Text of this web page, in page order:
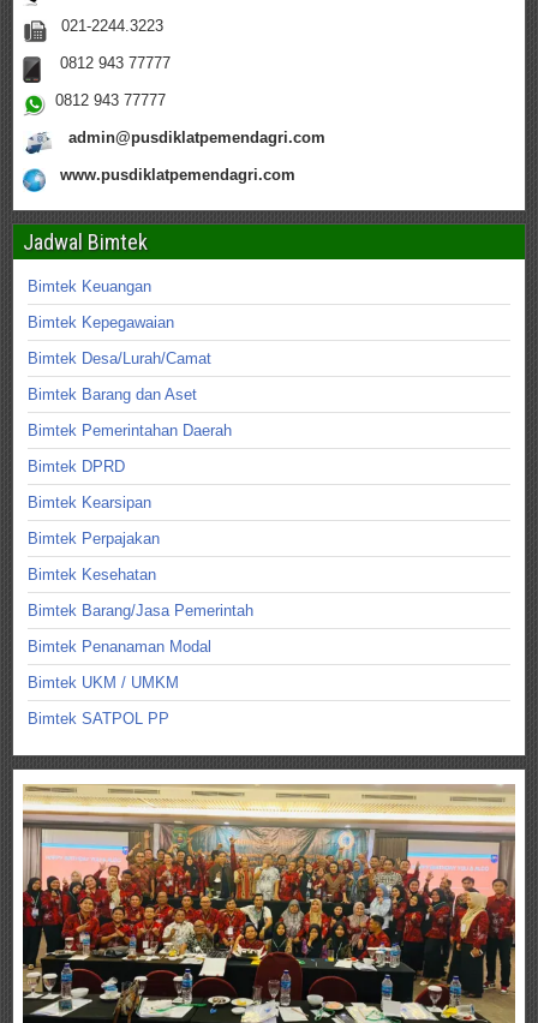
021-2244.3223
0812 943 77777
0812 943 77777
admin@pusdiklatpemendagri.com
www.pusdiklatpemendagri.com
Jadwal Bimtek
Bimtek Keuangan
Bimtek Kepegawaian
Bimtek Desa/Lurah/Camat
Bimtek Barang dan Aset
Bimtek Pemerintahan Daerah
Bimtek DPRD
Bimtek Kearsipan
Bimtek Perpajakan
Bimtek Kesehatan
Bimtek Barang/Jasa Pemerintah
Bimtek Penanaman Modal
Bimtek UKM / UMKM
Bimtek SATPOL PP